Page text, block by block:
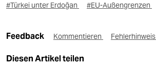
#Türkei unter Erdoğan #EU-Außengrenzen
Feedback Kommentieren Fehlerhinweis
Diesen Artikel teilen